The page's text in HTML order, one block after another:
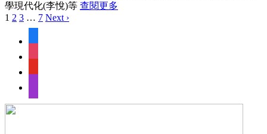
學現代化(李悅)等 查閱更多
1 2 3 … 7 Next ›